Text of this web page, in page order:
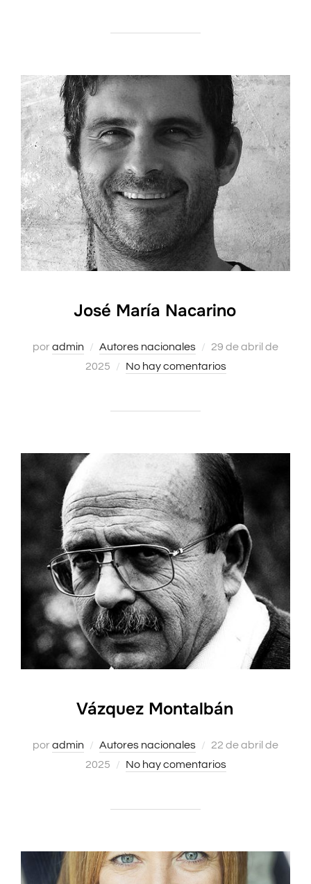
José María Nacarino
poradmin Autores nacionales
Publicado
el
29 de abril de
2025
No hay comentarios
Vázquez Montalbán
poradmin Autores nacionales
Publicado
el
22 de abril de
2025
No hay comentarios